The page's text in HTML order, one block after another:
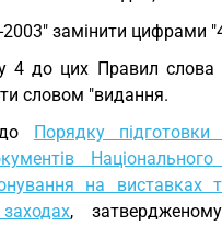
замінити цифрами
4 до цих Правил слова
словом "видання.
Порядку підготовки
Національного
на виставках
,